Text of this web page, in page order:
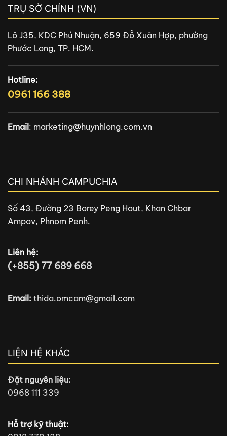
TRỤ SỞ CHÍNH (VN)
Lô J35, KDC Phú Nhuận, 659 Đỗ Xuân Hợp, phường
Phước Long, TP. HCM.
Hotline:
0961 166 388
Email: marketing@huynhlong.com.vn
CHI NHÁNH CAMPUCHIA
Số 43, Đường 23 Borey Peng Hout, Khan Chbar
Ampov, Phnom Penh.
Liên hệ:
(+855) 77 689 668
Email: thida.omcam@gmail.com
LIỆN HỆ KHÁC
Đặt nguyên liệu:
0968 111 339
Hỗ trợ kỹ thuật: